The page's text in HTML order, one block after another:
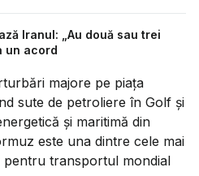
Iranul: „Au două sau trei
un acord
majore pe piața
sute de petroliere în Golf și
și maritimă din
este una dintre cele mai
transportul mondial